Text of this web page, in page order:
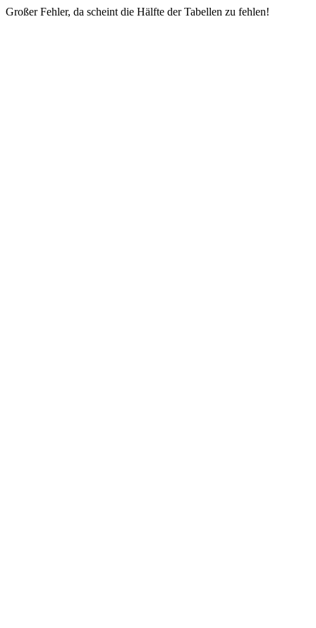
Großer Fehler, da scheint die Hälfte der Tabellen zu fehlen!